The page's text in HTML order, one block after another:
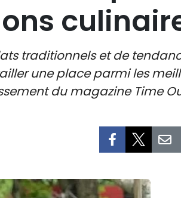
traditionnels et de
une place parmi les
du magazine Time